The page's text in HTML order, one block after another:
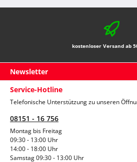
kostenloser Versand ab
Newsletter
Service-Hotline
Telefonische Unterstützung zu unseren
08151 - 16 756
Montag bis Freitag
09:30 - 13:00 Uhr
14:00 - 18:00 Uhr
Samstag 09:30 - 13:00 Uhr